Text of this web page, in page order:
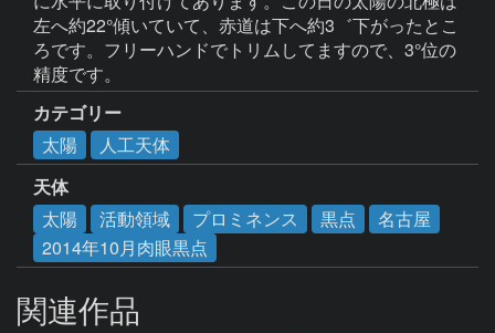
左へ約22°傾いていて、赤道は下へ約3゛下がったとこ
ろです。フリーハンドでトリムしてますので、3°位の
精度です。
カテゴリー
太陽
人工天体
天体
太陽
活動領域 プロミネンス 黒点
名古屋
2014年10月肉眼黒点
関連作品